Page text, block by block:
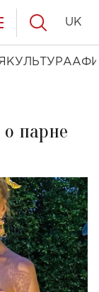
КУЛЬТУРА
UK
парне